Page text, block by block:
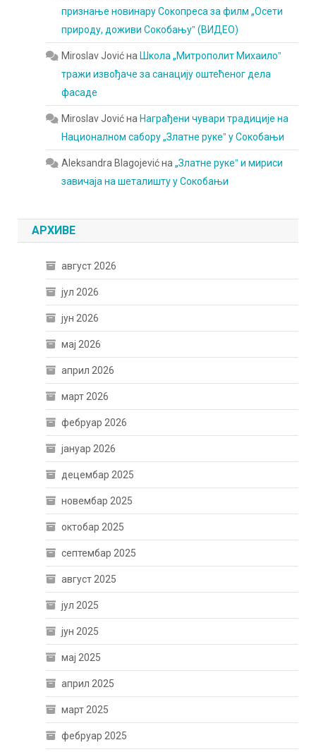
признање новинару Сокопреса за филм „Осети
природу, доживи Сокобањуˮ (ВИДЕО)
Miroslav Jovićна Школа „Митрополит Михаилоˮ
тражи извођаче за санацију оштећеног дела
фасаде
Miroslav Jovićна Награђени чувари традиције на
Националном сабору „Златне рукеˮ у Сокобањи
Aleksandra Blagojevićна„Златне рукеˮ и мириси
завичаја на шеталишту у Сокобањи
АРХИВЕ
август 2026
јул 2026
јун 2026
мај 2026
април 2026
март 2026
фебруар 2026
јануар 2026
децембар 2025
новембар 2025
октобар 2025
септембар 2025
август 2025
јул 2025
јун 2025
мај 2025
април 2025
март 2025
фебруар 2025